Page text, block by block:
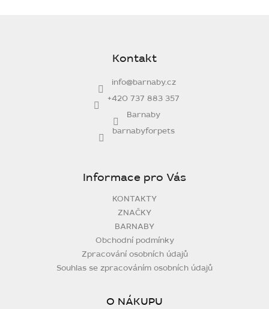
Kontakt
info@barnaby.cz
+420 737 883 357
Barnaby
barnabyforpets
Informace pro Vás
KONTAKTY
ZNAČKY
BARNABY
Obchodní podmínky
Zpracování osobních údajů
Souhlas se zpracováním osobních údajů
O NÁKUPU